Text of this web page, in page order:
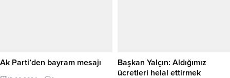
da yeterli oyuncunun...
Ak Parti’den bayram mesajı
Başkan Yalçın: Aldığımız
ücretleri helal ettirmek